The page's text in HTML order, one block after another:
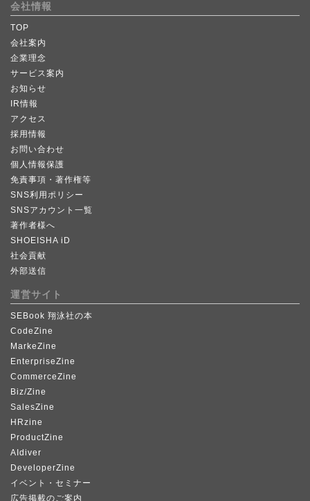
会社情報
TOP
会社案内
企業理念
サービス案内
お知らせ
IR情報
アクセス
採用情報
お問い合わせ
個人情報保護
免責事項・著作権等
SNS利用ポリシー
SNSアカウント一覧
著作者様へ
SHOEISHA iD
社会貢献
外部送信
運営サイト
SEBook 翔泳社の本
CodeZine
MarkeZine
EnterpriseZine
CommerceZine
Biz/Zine
SalesZine
HRzine
ProductZine
AIdiver
DeveloperZine
イベント・セミナー
広告掲載のご案内